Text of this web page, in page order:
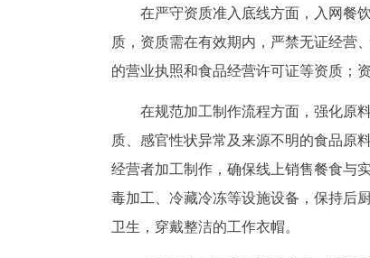
在严守资质准入底线方面，入网餐
质，资质需在有效期内，严禁无证经营
的营业执照和食品经营许可证等资质；
在规范加工制作流程方面，强化原
质、感官性状异常及来源不明的食品原
经营者加工制作，确保线上销售餐食与
毒加工、冷藏冷冻等设施设备，保持后
卫生，穿戴整洁的工作衣帽。